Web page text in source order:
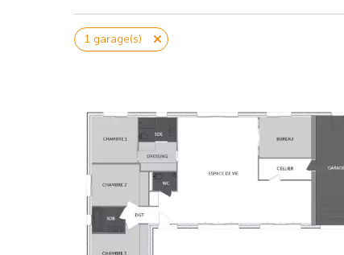
1 garage(s)